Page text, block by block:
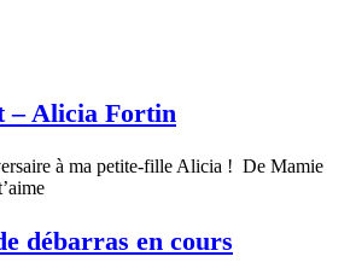
– Alicia Fortin
à ma petite-fille Alicia ! De Mamie
débarras en cours